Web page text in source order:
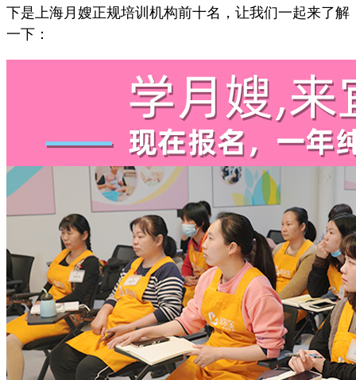
下是上海月嫂正规培训机构前十名，让我们一起来了解
一下：